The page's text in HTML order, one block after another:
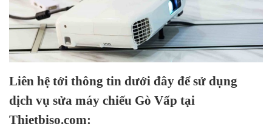
Liên hệ tới thông tin dưới đây để sử dụng
dịch vụ sửa máy chiếu Gò Vấp tại
Thietbiso.com: